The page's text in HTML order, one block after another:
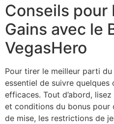
Conseils pour
Gains avec le
VegasHero
Pour tirer le meilleur parti du
essentiel de suivre quelques
efficaces. Tout d’abord,
et conditions du bonus pour
de mise, les restrictions de